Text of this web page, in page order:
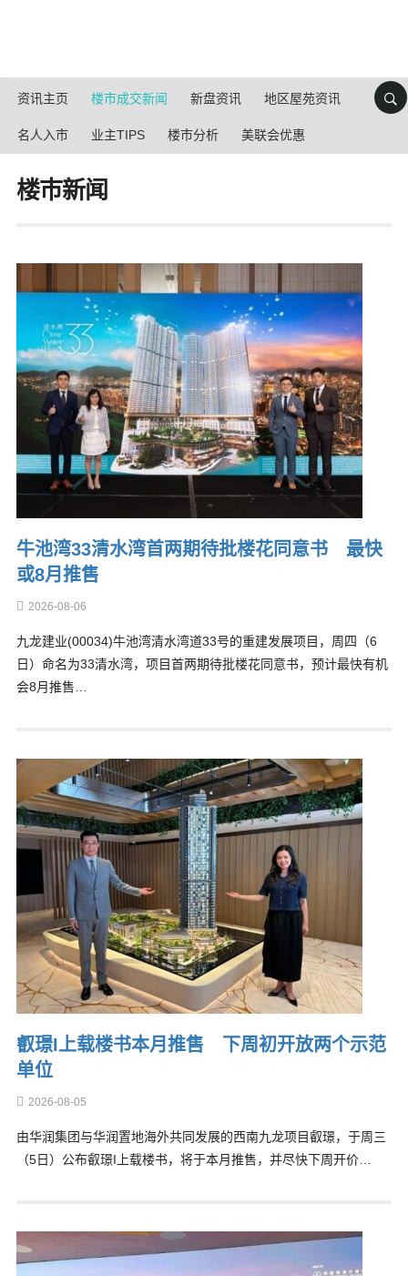
资讯主页 楼市成交新闻 新盘资讯 地区屋苑资讯
名人入市 业主TIPS 楼市分析 美联会优惠
楼巿新闻
牛池湾33清水湾首两期待批楼花同意书 最快
或8月推售
2026-08-06
九龙建业(00034)牛池湾清水湾道33号的重建发展项目，周四（6
日）命名为33清水湾，项目首两期待批楼花同意书，预计最快有机
会8月推售…
叡璟I上载楼书本月推售 下周初开放两个示范
单位
2026-08-05
由华润集团与华润置地海外共同发展的西南九龙项目叡璟，于周三
（5日）公布叡璟I上载楼书，将于本月推售，并尽快下周开价…